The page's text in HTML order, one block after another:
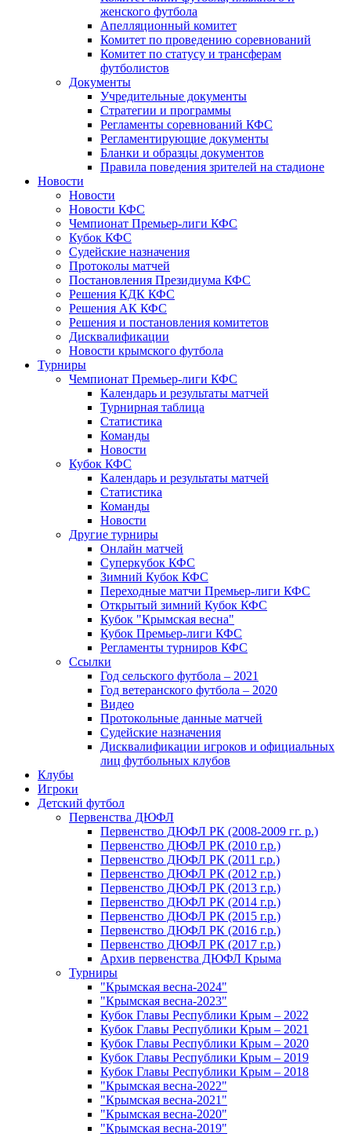
женского футбола
Апелляционный комитет
Комитет по проведению соревнований
Комитет по статусу и трансферам
футболистов
Документы
Учредительные документы
Стратегии и программы
Регламенты соревнований КФС
Регламентирующие документы
Бланки и образцы документов
Правила поведения зрителей на стадионе
Новости
Новости
Новости КФС
Чемпионат Премьер-лиги КФС
Кубок КФС
Судейские назначения
Протоколы матчей
Постановления Президиума КФС
Решения КДК КФС
Решения АК КФС
Решения и постановления комитетов
Дисквалификации
Новости крымского футбола
Турниры
Чемпионат Премьер-лиги КФС
Календарь и результаты матчей
Турнирная таблица
Статистика
Команды
Новости
Кубок КФС
Календарь и результаты матчей
Статистика
Команды
Новости
Другие турниры
Онлайн матчей
Суперкубок КФС
Зимний Кубок КФС
Переходные матчи Премьер-лиги КФС
Открытый зимний Кубок КФС
Кубок "Крымская весна"
Кубок Премьер-лиги КФС
Регламенты турниров КФС
Ссылки
Год сельского футбола – 2021
Год ветеранского футбола – 2020
Видео
Протокольные данные матчей
Судейские назначения
Дисквалификации игроков и официальных
лиц футбольных клубов
Клубы
Игроки
Детский футбол
Первенства ДЮФЛ
Первенство ДЮФЛ РК (2008-2009 гг. р.)
Первенство ДЮФЛ РК (2010 г.р.)
Первенство ДЮФЛ РК (2011 г.р.)
Первенство ДЮФЛ РК (2012 г.р.)
Первенство ДЮФЛ РК (2013 г.р.)
Первенство ДЮФЛ РК (2014 г.р.)
Первенство ДЮФЛ РК (2015 г.р.)
Первенство ДЮФЛ РК (2016 г.р.)
Первенство ДЮФЛ РК (2017 г.р.)
Архив первенства ДЮФЛ Крыма
Турниры
"Крымская весна-2024"
"Крымская весна-2023"
Кубок Главы Республики Крым – 2022
Кубок Главы Республики Крым – 2021
Кубок Главы Республики Крым – 2020
Кубок Главы Республики Крым – 2019
Кубок Главы Республики Крым – 2018
"Крымская весна-2022"
"Крымская весна-2021"
"Крымская весна-2020"
"Крымская весна-2019"